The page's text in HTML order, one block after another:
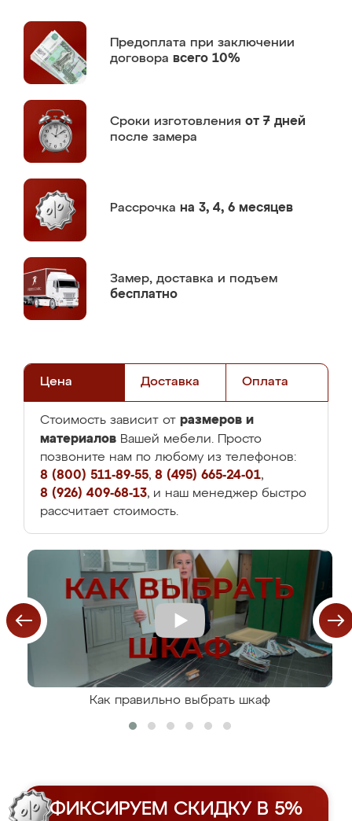
Предоплата при заключении
договора всего 10%
Сроки изготовления от 7 дней
после замера
Рассрочка на 3, 4, 6 месяцев
Замер, доставка и подъем
бесплатно
Цена Доставка Оплата
Стоимость зависит от размеров и
материалов Вашей мебели. Просто
позвоните нам по любому из телефонов:
8 (800) 511-89-55, 8 (495) 665-24-01,
8 (926) 409-68-13, и наш менеджер быстро
рассчитает стоимость.
Как правильно выбрать шкаф
ФИКСИРУЕМ СКИДКУ В 5%